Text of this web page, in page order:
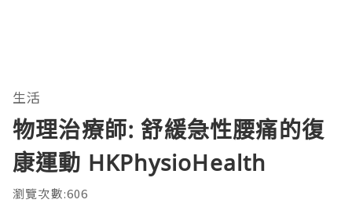
生活
物理治療師: 舒緩急性腰痛的復
康運動 HKPhysioHealth
瀏覽次數:606